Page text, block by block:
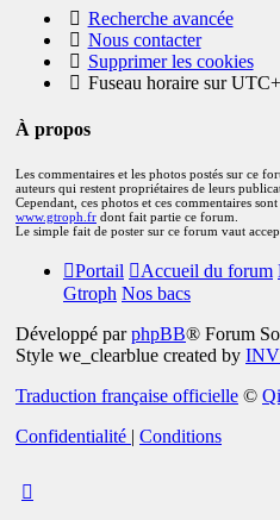
Recherche avancée
Nous contacter
Supprimer les cookies
Fuseau horaire sur
À propos
Les commentaires et les photos postés sur ce
auteurs qui restent propriétaires de leurs
Cependant, ces photos et ces commentaires
www.gtroph.fr dont fait partie ce forum.
Le simple fait de poster sur ce forum vaut
Portail Accueil du forum
Gtroph Nos bacs
Développé parphpBB® Forum
Style we_clearblue created by
Traduction française officielle ©
Confidentialité | Conditions